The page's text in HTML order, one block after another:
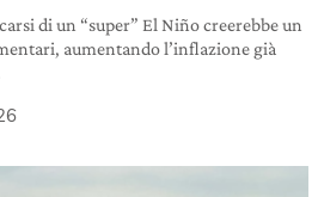
di un “super” El Niño creerebbe un
aumentando l’inflazione già